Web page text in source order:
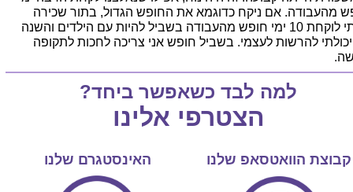
מהעבודה. אם ניקח כדוגמא את החופש הגדול, בתור שכירה
הייתי לוקחת 10 ימי חופש מהעבודה בשביל להיות עם הילדים והשנה
להרשות לעצמי. בשביל חופש אני צריכה לחכות לתקופה
למה לבד כשאפשר ביחד?
הצטרפי אלינו
קבוצת הוואטסאפ שלנו האינסטגרם שלנו